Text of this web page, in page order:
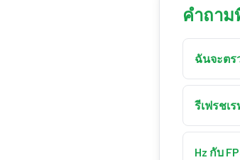
คำถาม
ฉันจะตร
กด «เริ่
รีเฟรชเ
สำหรับเ
ทั่วไปหรื
Hz กับ